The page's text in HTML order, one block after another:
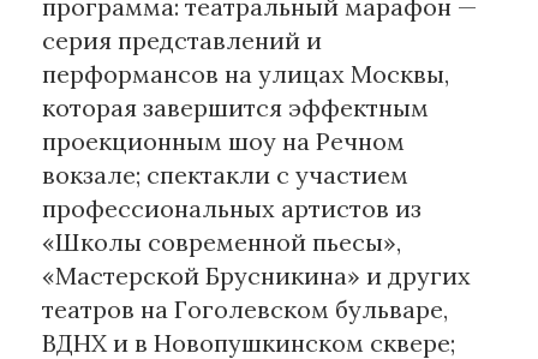
Материалы партнеров
АКИ
Artists / Художники.РФ
n'RIS
Онлайн патент
Цифровой Сарафан
Смотрите нас в соцсетях и мессенджерах
программа: театральный марафон —
серия представлений и
перформансов на улицах Москвы,
которая завершится эффектным
проекционным шоу на Речном
вокзале; спектакли с участием
профессиональных артистов из
«Школы современной пьесы»,
«Мастерской Брусникина» и других
театров на Гоголевском бульваре,
ВДНХ и в Новопушкинском сквере;